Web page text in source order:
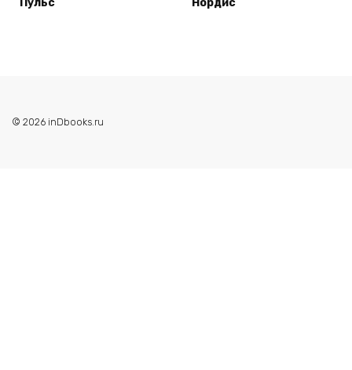
© 2026 inDbooks.ru